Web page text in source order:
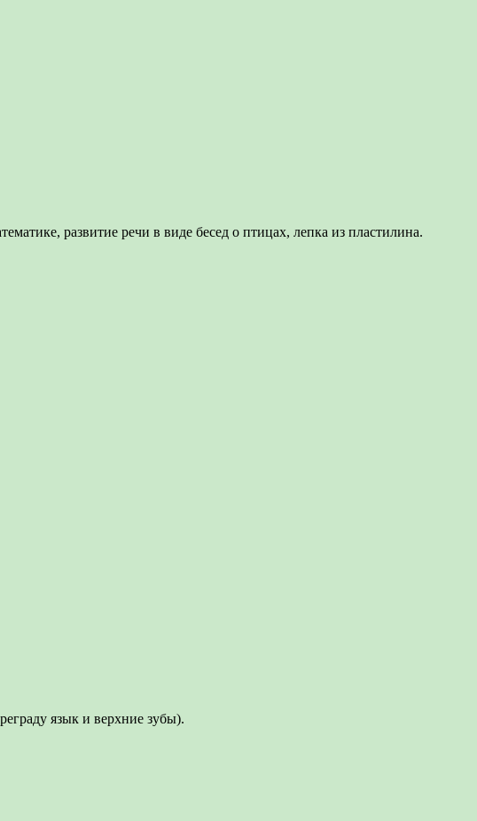
развитие речи в виде бесед о птицах, лепка из пластилина.
язык и верхние зубы).